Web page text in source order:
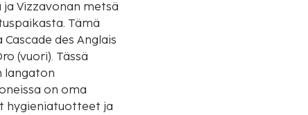
Vizzavonan metsä
Tämä
des Anglais
(vuori). Tässä
langaton
on oma
hygieniatuotteet ja